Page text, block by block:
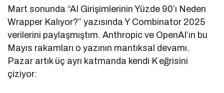
Mart sonunda “AI Girişimlerinin Yüzde 90’ı Neden
Wrapper Kalıyor?” yazısında Y Combinator 2025
verilerini paylaşmıştım. Anthropic ve OpenAI’ın bu
Mayıs rakamları o yazının mantıksal devamı.
Pazar artık üç ayrı katmanda kendi K eğrisini
çiziyor: